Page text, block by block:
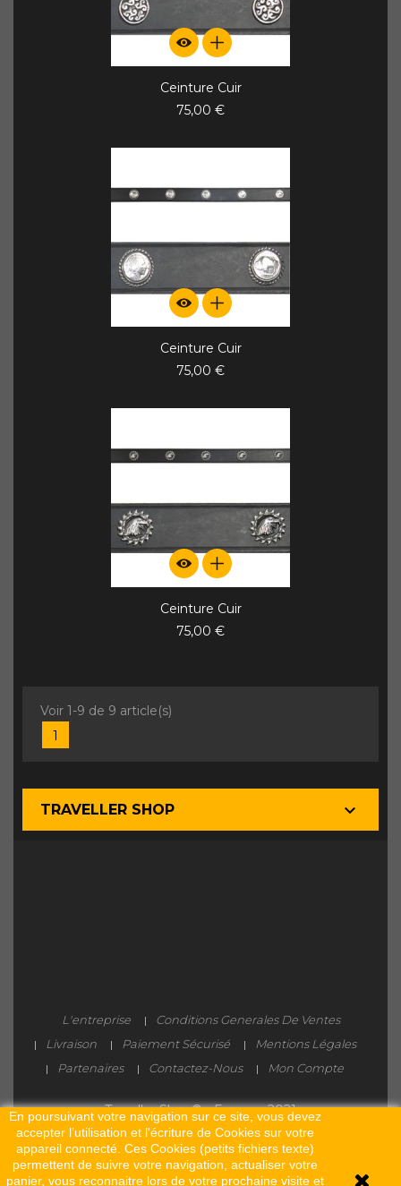
Ceinture Cuir
75,00 €
Ceinture Cuir
75,00 €
Ceinture Cuir
75,00 €
Voir 1-9 de 9 article(s)
1
TRAVELLER SHOP 
L'entreprise
Conditions Generales De Ventes
Livraison
Paiement Sécurisé
Mentions Légales
Partenaires
Contactez-Nous Mon Compte
Traveller Shop® - France - 2021
En poursuivant votre navigation sur ce site, vous devez
accepter l’utilisation et l'écriture de Cookies sur votre
appareil connecté. Ces Cookies (petits fichiers texte)
permettent de suivre votre navigation, actualiser votre
panier, vous reconnaitre lors de votre prochaine visite et